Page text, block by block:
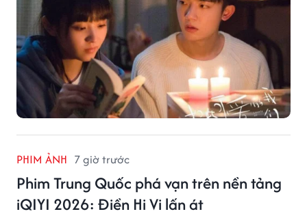
PHIM ẢNH 7 giờ trước
Phim Trung Quốc phá vạn trên nền tảng
iQIYI 2026: Điền Hi Vi lấn át